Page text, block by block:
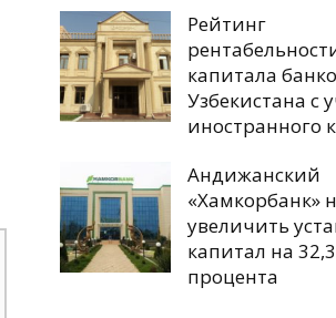
Рейтинг
капитала
Узбекистана с
иностранного
Андижанский
«Хамкорбанк»
увеличить
капитал на 32,3
процента